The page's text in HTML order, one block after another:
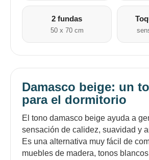
2 fundas
50 x 70 cm
Damasco beige: un
para el dormitorio
El tono damasco beige ayuda a
sensación de calidez, suavidad y
Es una alternativa muy fácil de
muebles de madera, tonos